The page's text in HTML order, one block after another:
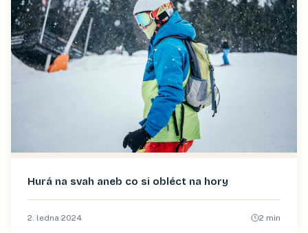
Hurá na svah aneb co si obléct na hory
2. ledna 2024 2 min